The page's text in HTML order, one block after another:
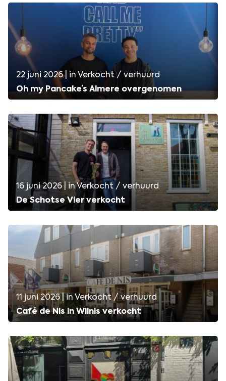
22 juni 2026 | in Verkocht / verhuurd
Oh my Pancake’s Almere overgenomen
16 juni 2026 | in Verkocht / verhuurd
De Schotse Vier verkocht
11 juni 2026 | in Verkocht / verhuurd
Café de Nis in Wilnis verkocht